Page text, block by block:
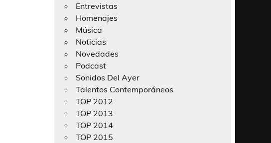
Entrevistas
Homenajes
Música
Noticias
Novedades
Podcast
Sonidos Del Ayer
Talentos Contemporáneos
TOP 2012
TOP 2013
TOP 2014
TOP 2015